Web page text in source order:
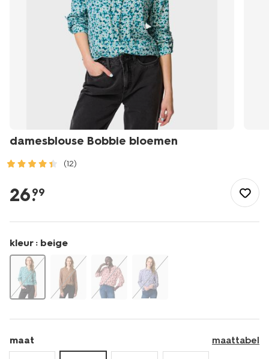
damesblouse Bobbie bloemen
(12)
tunieken/damesblouse-
bobbie-
36207672.html
26.
99
kleur : beige
maat maattabel